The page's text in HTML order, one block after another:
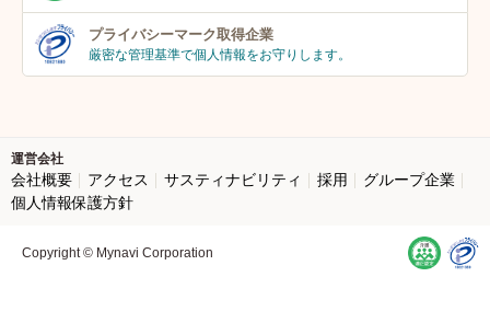
プライバシーマーク取得企業
厳密な管理基準で個人情報をお守りします。
運営会社
会社概要 アクセス サスティナビリティ 採用
グループ企業
個人情報保護方針
Copyright © Mynavi Corporation